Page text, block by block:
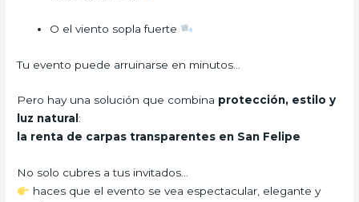
O el viento sopla fuerte
Tu evento puede arruinarse en minutos…
Pero hay una solución que combina protección, estilo y
luz natural :
la renta de carpas transparentes en San Felipe
No solo cubres a tus invitados…
haces que el evento se vea espectacular, elegante y